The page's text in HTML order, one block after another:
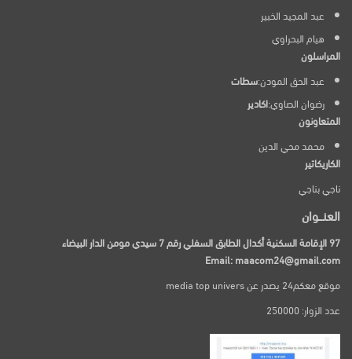
عبد المجيد الخبير
هيام البحراوي
المراسلون
عبد الحق المودن:سطات
رضوان الصاوي:اكادير
المتعاونون
محمد محي الدين
الكاريكاتير
ناجي بناجي
العنـــوان
97 الإقامة السكنية أكدال الطابق السفلي رقم 7 سيدي مومن الدار البيضاء
Email: maacom24@gmail.com
موقع معكم24 يصدر عن media top univers
عدد الزوار: 250000